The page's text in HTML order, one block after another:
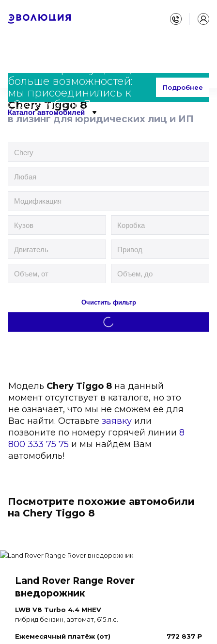
Больше преимуществ,
больше возможностей:
мы присоединились к
«Совкомбанк Лизинг»
Подробнее
Каталог автомобилей
Главная Каталог Chery Tiggo 8
Chery Tiggo 8
в лизинг для юридических лиц и ИП
Очистить фильтр
Модель Chery Tiggo 8 на данный
момент отсутствует в каталоге, но это
не означает, что мы не сможем её для
Вас найти. Оставьте заявку или
позвоните по номеру горячей линии 8
800 333 75 75 и мы найдём Вам
автомобиль!
Посмотрите похожие автомобили
на Chery Tiggo 8
Land Rover Range Rover
внедорожник
LWB V8 Turbo 4.4 MHEV
гибрид бензин, автомат, 615 л.с.
Ежемесячный платёж (от) 772 837 ₽